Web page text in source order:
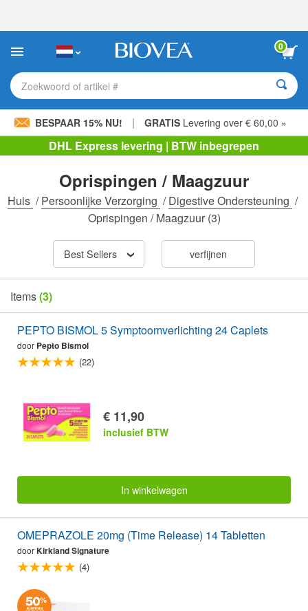
Deze
bevat
toegankelijkheidssysteem.
0
Zoekwoord of artikel #
BESPAAR 15% NU! | GRATIS Levering over € 60,00 »
DHL Express levering | BTW inbegrepen
Oprispingen / Maagzuur
Huis /Persoonlijke Verzorging /Digestive Ondersteuning /
Oprispingen / Maagzuur(3)
Best Sellers verfijnen
Items(3)
PEPTO BISMOL 5 Symptoomverlichting 24 Caplets
door Pepto Bismol
(22)
€ 11,90
inclusief BTW
In winkelwagen
OMEPRAZOLE 20mg (Time Release) 14 Tabletten
doorKirkland Signature
(4)